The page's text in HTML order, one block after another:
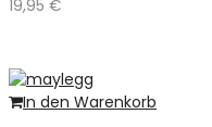
19,95 €
In den Warenkorb